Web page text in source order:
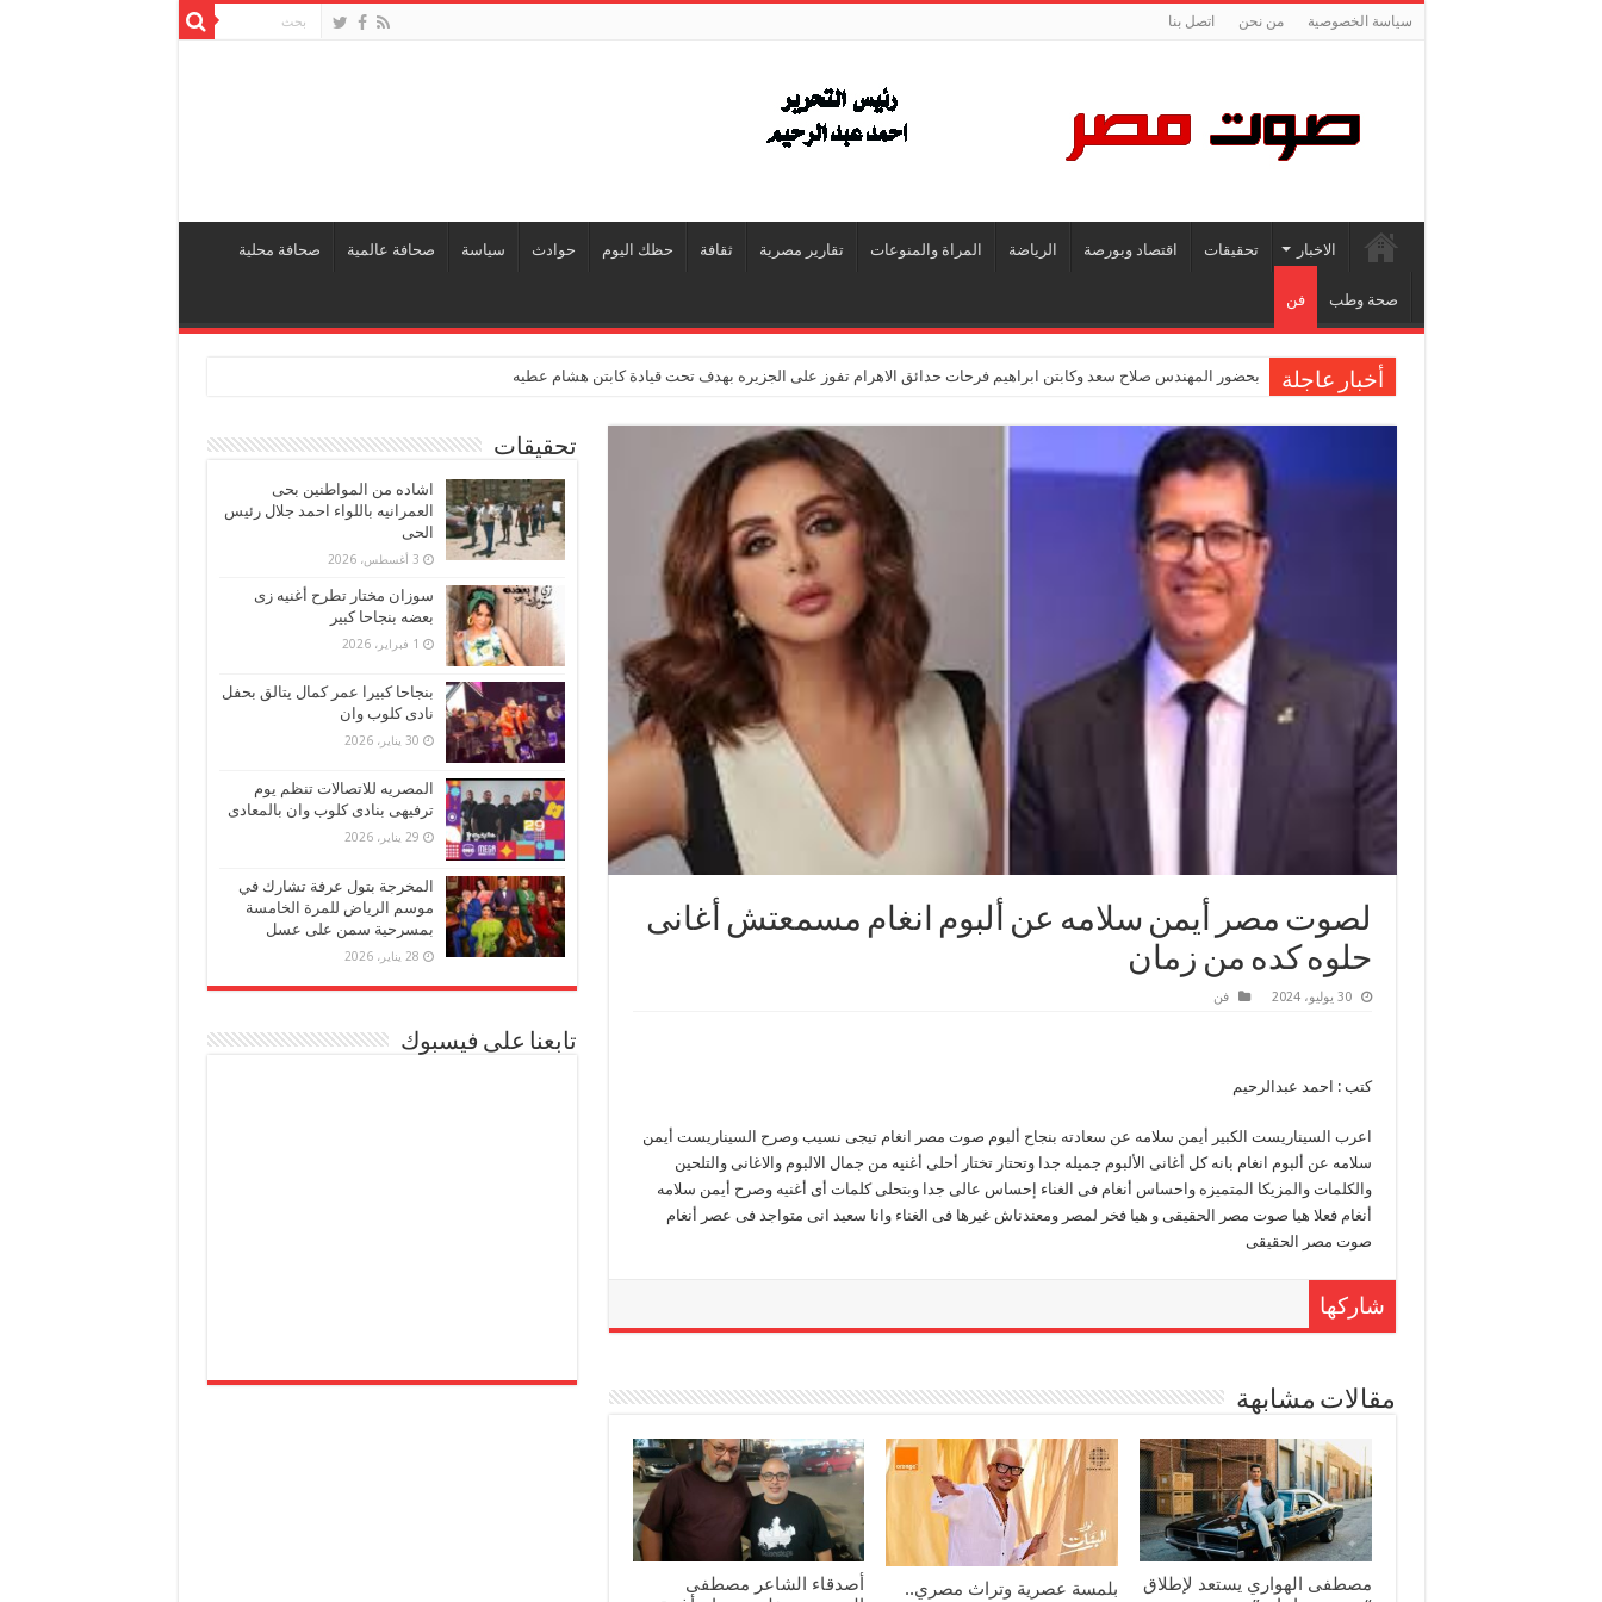
سياسة الخصوصية من نحن اتصل بنا
الاخبار تحقيقات اقتصاد وبورصة الرياضة المراة والمنوعات تقارير مصرية ثقافة حظك اليوم حوادث سياسة صحافة عالمية صحافة محلية
صحة وطب فن
أخبار عاجلة بحضور المهندس صلاح سعد وكابتن ابراهيم فرحات حدائق الاهرام تفوز على الجزيره بهدف تحت قيادة كابتن هشام عطيه
لصوت مصر أيمن سلامه عن ألبوم انغام مسمعتش أغانى
حلوه كده من زمان
30 يوليو، 2024 فن
كتب : احمد عبدالرحيم
اعرب السيناريست الكبير أيمن سلامه عن سعادته بنجاح ألبوم صوت مصر انغام تيجى نسيب وصرح السيناريست أيمن
سلامه عن ألبوم انغام بانه كل أغانى الألبوم جميله جدا وتحتار تختار أحلى أغنيه من جمال الالبوم والاغانى والتلحين
والكلمات والمزيكا المتميزه واحساس أنغام فى الغناء إحساس عالى جدا وبتحلى كلمات أى أغنيه وصرح أيمن سلامه
أنغام فعلا هيا صوت مصر الحقيقى و هيا فخر لمصر ومعندناش غيرها فى الغناء وانا سعيد انى متواجد فى عصر أنغام
صوت مصر الحقيقى
شاركها
مقالات مشابهة
مصطفى الهواري يستعد لإطلاق
بلمسة عصرية وتراث مصري..
أصدقاء الشاعر مصطفى
تحقيقات
اشاده من المواطنين بحى
العمرانيه باللواء احمد جلال رئيس
الحى
3 أغسطس، 2026
سوزان مختار تطرح أغنيه زى
بعضه بنجاحا كبير
1 فبراير، 2026
بنجاحا كبيرا عمر كمال يتالق بحفل
نادى كلوب وان
30 يناير، 2026
المصريه للاتصالات تنظم يوم
ترفيهى بنادى كلوب وان بالمعادى
29 يناير، 2026
المخرجة بتول عرفة تشارك في
موسم الرياض للمرة الخامسة
بمسرحية سمن على عسل
28 يناير، 2026
تابعنا على فيسبوك